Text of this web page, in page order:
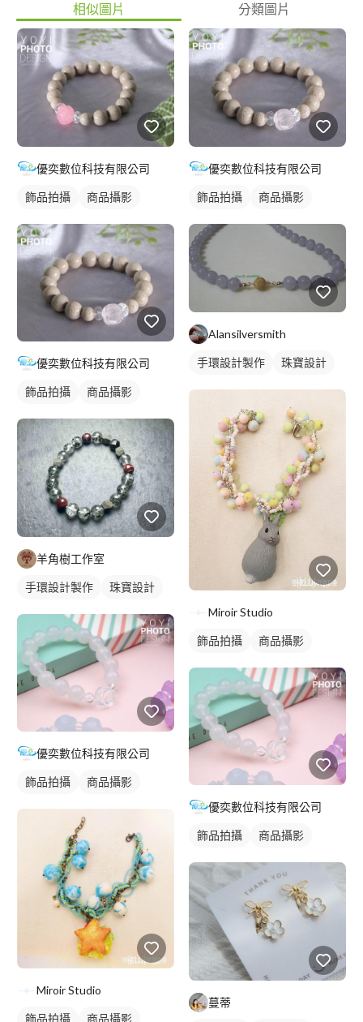
相似圖片 分類圖片
優奕數位科技有限公司
飾品拍攝 商品攝影
優奕數位科技有限公司
飾品拍攝 商品攝影
羊角樹工作室
手環設計製作 珠寶設計
優奕數位科技有限公司
飾品拍攝 商品攝影
Miroir Studio
飾品拍攝 商品攝影
優奕數位科技有限公司
飾品拍攝 商品攝影
Alansilversmith
手環設計製作 珠寶設計
Miroir Studio
飾品拍攝 商品攝影
優奕數位科技有限公司
飾品拍攝 商品攝影
蔓蒂